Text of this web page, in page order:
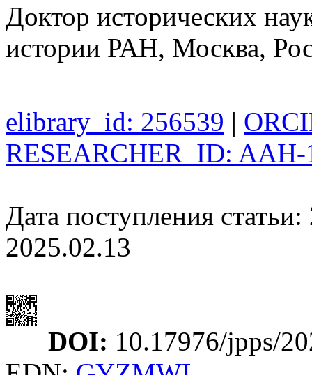
Доктор исторических
истории РАН, Москва,
elibrary_id: 256539 |
RESEARCHER_ID: AAH-
Дата поступления
2025.02.13
DOI: 10.17976/jpps/